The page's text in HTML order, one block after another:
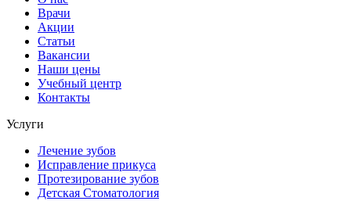
Врачи
Акции
Статьи
Вакансии
Наши цены
Учебный центр
Контакты
Услуги
Лечение зубов
Исправление прикуса
Протезирование зубов
Детская Стоматология